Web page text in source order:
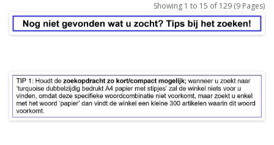
Showing 1 to 15 of 129 (9 Pages)